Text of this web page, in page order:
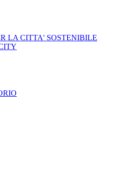
LA CITTA' SOSTENIBILE